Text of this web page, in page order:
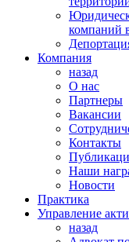
компаний
Компания
назад
О нас
Партнеры
Вакансии
Контакты
Наши
Новости
Практика
Управление
назад